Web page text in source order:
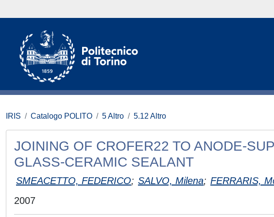
IRIS Catalogo POLITO 5 Altro 5.12 Altro
JOINING OF CROFER22 TO ANODE-
GLASS-CERAMIC SEALANT
SMEACETTO, FEDERICO; SALVO, Milena; FERRARIS,
2007